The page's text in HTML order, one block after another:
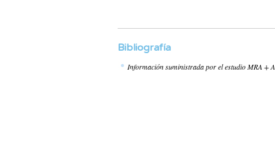
Bibliografía
Información suministrada por el estudio MRA + A